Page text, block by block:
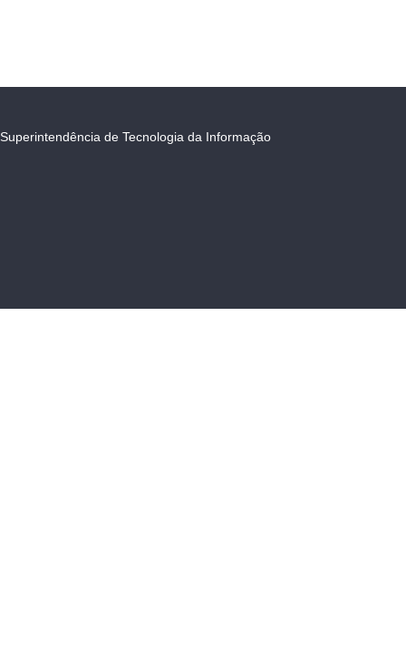
Superintendência de Tecnologia da Informação